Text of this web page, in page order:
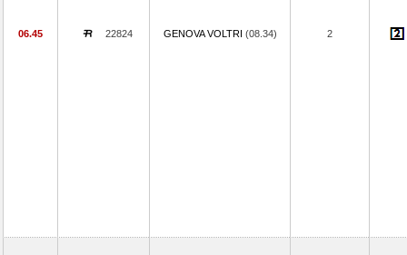
06.45 22824 GENOVA VOLTRI (08.34) 2